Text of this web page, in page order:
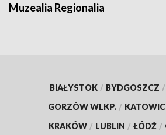
Muzealia Regionalia
BIAŁYSTOK / BYDGOSZCZ /
GORZÓW WLKP. /
KRAKÓW / LUBLIN / ŁÓDŹ /